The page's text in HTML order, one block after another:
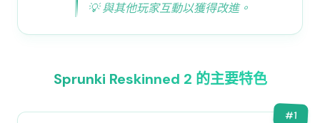
💡與其他玩家互動以獲得改進。
Sprunki Reskinned 2 的主要特色
#1